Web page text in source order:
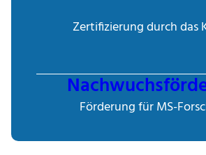
Zertifizierung durch das
Förderung für MS-